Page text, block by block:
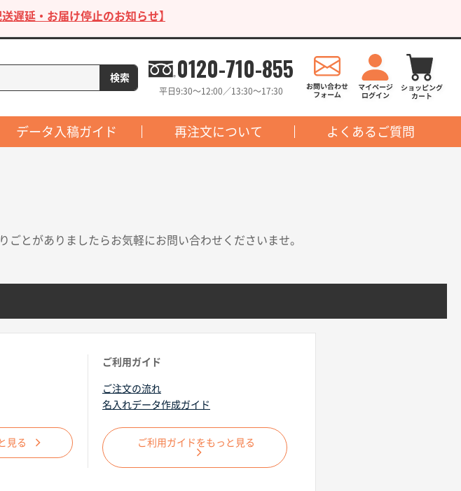
遅延・お届け停止のお知らせ】
0120-710-855
平日9:30〜12:00／13:30〜17:30
データ入稿ガイド 再注文について よくあるご質問
とがありましたらお気軽にお問い合わせくださいませ。
見る
ご利用ガイド
ご注文の流れ
名入れデータ作成ガイド
ご利用ガイドをもっと見る